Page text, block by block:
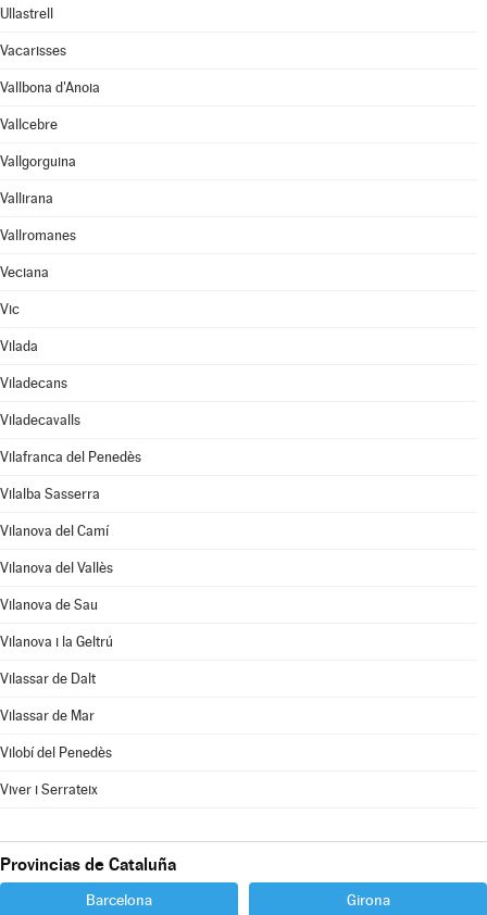
Ullastrell
Vacarisses
Vallbona d'Anoia
Vallcebre
Vallgorguina
Vallirana
Vallromanes
Veciana
Vic
Vilada
Viladecans
Viladecavalls
Vilafranca del Penedès
Vilalba Sasserra
Vilanova del Camí
Vilanova del Vallès
Vilanova de Sau
Vilanova i la Geltrú
Vilassar de Dalt
Vilassar de Mar
Vilobí del Penedès
Viver i Serrateix
Provincias de Cataluña
Barcelona Girona